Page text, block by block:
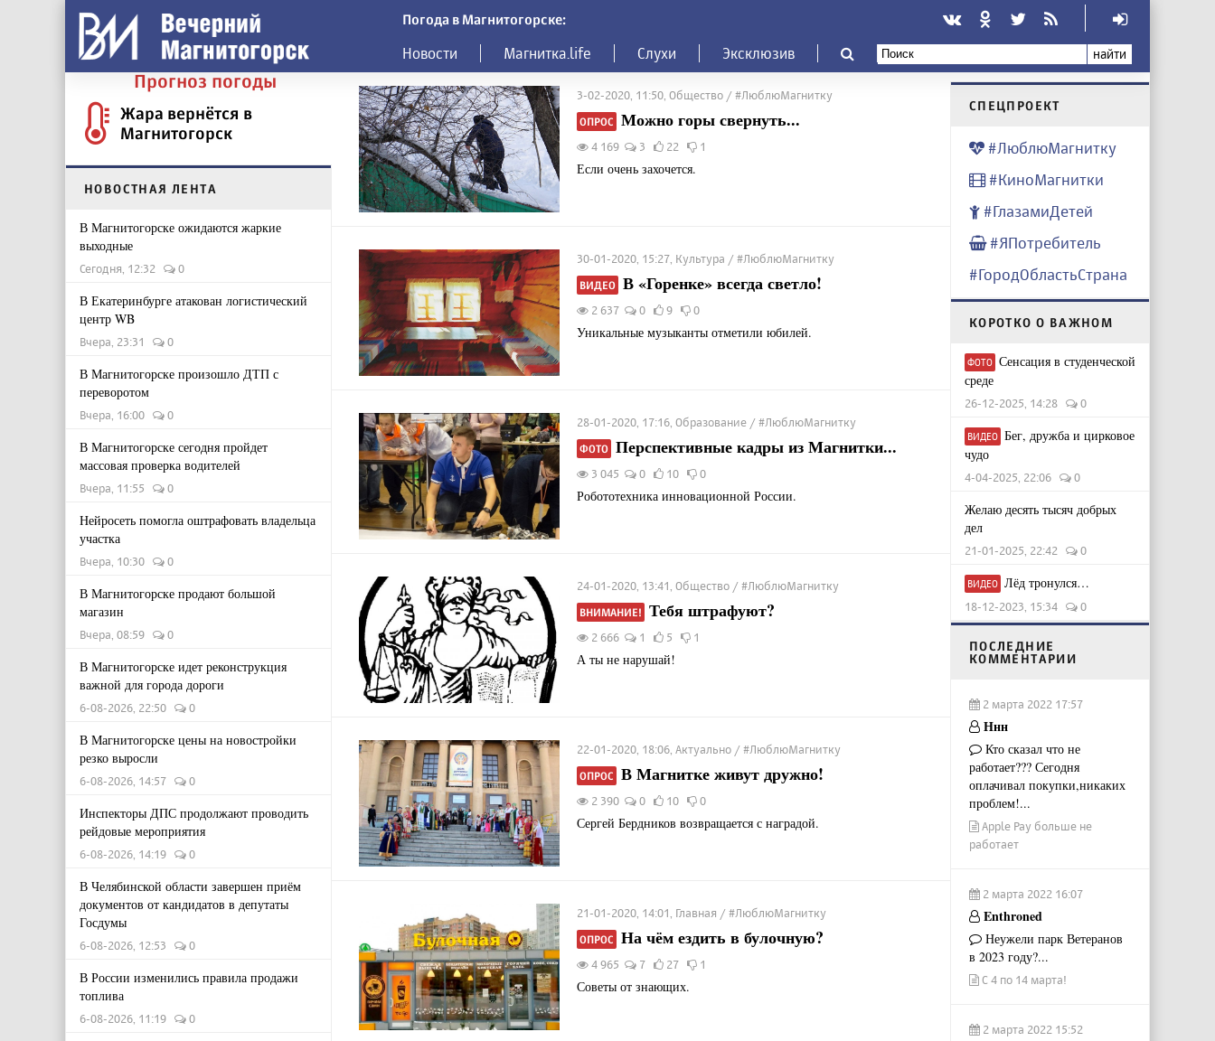
Погода в Магнитогорске:
Новости Магнитка.life Слухи Эксклюзив найти
Прогноз погоды
Жара вернётся в
Магнитогорск
НОВОСТНАЯ ЛЕНТА
В Магнитогорске ожидаются жаркие
выходные
Сегодня, 12:32 0
В Екатеринбурге атакован логистический
центр WB
Вчера, 23:31 0
В Магнитогорске произошло ДТП с
переворотом
Вчера, 16:00 0
В Магнитогорске сегодня пройдет
массовая проверка водителей
Вчера, 11:55 0
Нейросеть помогла оштрафовать владельца
участка
Вчера, 10:30 0
В Магнитогорске продают большой
магазин
Вчера, 08:59 0
В Магнитогорске идет реконструкция
важной для города дороги
6-08-2026, 22:50 0
В Магнитогорске цены на новостройки
резко выросли
6-08-2026, 14:57 0
Инспекторы ДПС продолжают проводить
рейдовые мероприятия
6-08-2026, 14:19 0
В Челябинской области завершен приём
документов от кандидатов в депутаты
Госдумы
6-08-2026, 12:53 0
В России изменились правила продажи
топлива
6-08-2026, 11:19 0
3-02-2020, 11:50, Общество / #ЛюблюМагнитку
ОПРОС Можно горы свернуть...
4 169 3 22 1
Если очень захочется.
30-01-2020, 15:27, Культура / #ЛюблюМагнитку
ВИДЕО В «Горенке» всегда светло!
2 637 0 9 0
Уникальные музыканты отметили юбилей.
28-01-2020, 17:16, Образование / #ЛюблюМагнитку
ФОТО Перспективные кадры из Магнитки...
3 045 0 10 0
Робототехника инновационной России.
24-01-2020, 13:41, Общество / #ЛюблюМагнитку
ВНИМАНИЕ! Тебя штрафуют?
2 666 1 5 1
А ты не нарушай!
22-01-2020, 18:06, Актуально / #ЛюблюМагнитку
ОПРОС В Магнитке живут дружно!
2 390 0 10 0
Сергей Бердников возвращается с наградой.
21-01-2020, 14:01, Главная / #ЛюблюМагнитку
ОПРОС На чём ездить в булочную?
4 965 7 27 1
Советы от знающих.
CПЕЦПРОЕКТ
#ЛюблюМагнитку
#КиноМагнитки
#ГлазамиДетей
#ЯПотребитель
#ГородОбластьСтрана
КОРОТКО О ВАЖНОМ
ФОТО Сенсация в студенческой
среде
26-12-2025, 14:28 0
ВИДЕО Бег, дружба и цирковое
чудо
4-04-2025, 22:06 0
Желаю десять тысяч добрых
дел
21-01-2025, 22:42 0
ВИДЕО Лёд тронулся…
18-12-2023, 15:34 0
ПОСЛЕДНИЕ
КОММЕНТАРИИ
2 марта 2022 17:57
Ннн
Кто сказал что не
работает??? Сегодня
оплачивал покупки,никаких
проблем!...
Apple Pay больше не
работает
2 марта 2022 16:07
Enthroned
Неужели парк Ветеранов
в 2023 году?...
С 4 по 14 марта!
2 марта 2022 15:52